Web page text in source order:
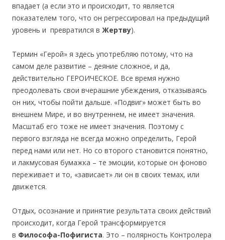
впадает (а если это и происходит, то является
показателем того, что он регрессировал на предыдущий
уровень и превратился в Жертву).
Термин «Герой» я здесь употребляю потому, что на
самом деле развитие – деяние сложное, и да,
действительно ГЕРОИЧЕСКОЕ. Все время нужно
преодолевать свои вчерашние убеждения, отказываясь
он них, чтобы пойти дальше. «Подвиг» может быть во
внешнем Мире, и во внутреннем, не имеет значения.
Масштаб его тоже не имеет значения. Поэтому с
первого взгляда не всегда можно определить, Герой
перед нами или нет. Но со второго становится понятно,
и лакмусовая бумажка – те эмоции, которые он фоново
переживает и то, «зависает» ли он в своих темах, или
движется.
Отдых, осознание и принятие результата своих действий
происходит, когда Герой трансформируется
в Философа-Пофигиста. Это – полярность Контролера